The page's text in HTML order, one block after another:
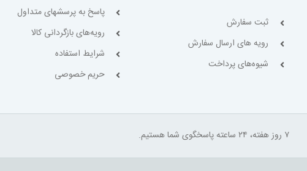
ثبت سفارش
رویه های ارسال سفارش
شیوه‌های پرداخت
پاسخ به پرسشهای متداول
رویه‌های بازگردانی کالا
شرایط استفاده
حریم خصوصی
۷ روز هفته، ۲۴ ساعته پاسخگوی شما هستیم.